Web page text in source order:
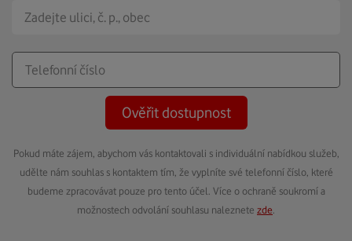
Ověřit dostupnost
Pokud máte zájem, abychom vás kontaktovali s individuální nabídkou služeb,
udělte nám souhlas s kontaktem tím, že vyplníte své telefonní číslo, které
budeme zpracovávat pouze pro tento účel. Více o ochraně soukromí a
možnostech odvolání souhlasu naleznete zde